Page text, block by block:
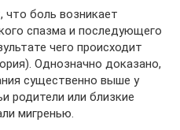
боль возникает
спазма и последующего
чего происходит
Однозначно доказано,
существенно выше у
родители или близкие
мигренью.